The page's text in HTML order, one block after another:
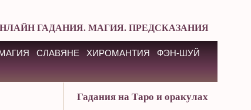
ГАДАНИЯ. МАГИЯ. ПРЕДСКАЗАНИЯ
СЛАВЯНЕ ХИРОМАНТИЯ
ФЭН-ШУЙ
Гадания на Таро и оракулах